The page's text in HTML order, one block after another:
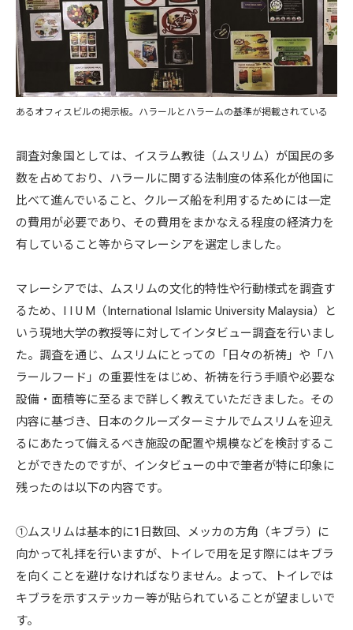
あるオフィスビルの掲示板。ハラールとハラームの基準が掲載されている
調査対象国としては、イスラム教徒（ムスリム）が国民の多
数を占めており、ハラールに関する法制度の体系化が他国に
比べて進んでいること、クルーズ船を利用するためには一定
の費用が必要であり、その費用をまかなえる程度の経済力を
有していること等からマレーシアを選定しました。
マレーシアでは、ムスリムの文化的特性や行動様式を調査す
るため、I I U M（International Islamic University Malaysia）と
いう現地大学の教授等に対してインタビュー調査を行いまし
た。調査を通じ、ムスリムにとっての「日々の祈祷」や「ハ
ラールフード」の重要性をはじめ、祈祷を行う手順や必要な
設備・面積等に至るまで詳しく教えていただきました。その
内容に基づき、日本のクルーズターミナルでムスリムを迎え
るにあたって備えるべき施設の配置や規模などを検討するこ
とができたのですが、インタビューの中で筆者が特に印象に
残ったのは以下の内容です。
①ムスリムは基本的に1日数回、メッカの方角（キブラ）に
向かって礼拝を行いますが、トイレで用を足す際にはキブラ
を向くことを避けなければなりません。よって、トイレでは
キブラを示すステッカー等が貼られていることが望ましいで
す。